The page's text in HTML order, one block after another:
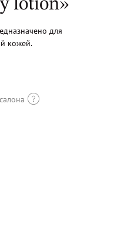
lotion»
для
кожей.